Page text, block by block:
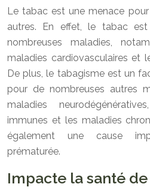
Le tabac est une menace
autres. En effet, le tabac
nombreuses maladies,
maladies cardiovasculaires et
De plus, le tabagisme est un
pour de nombreuses autres
maladies
immunes et les maladies
également une cause
prématurée.
Impacte la santé